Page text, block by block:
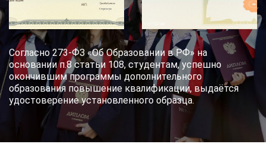
Согласно 273-ФЗ «Об Образовании в РФ» на
основании п.8 статьи 108, студентам, успешно
окончившим программы дополнительного
образования повышение квалификации, выдаётся
удостоверение установленного образца.